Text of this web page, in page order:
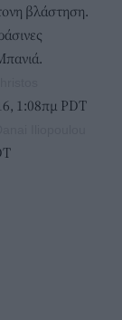
βλάστηση.
1:08πμ PDT